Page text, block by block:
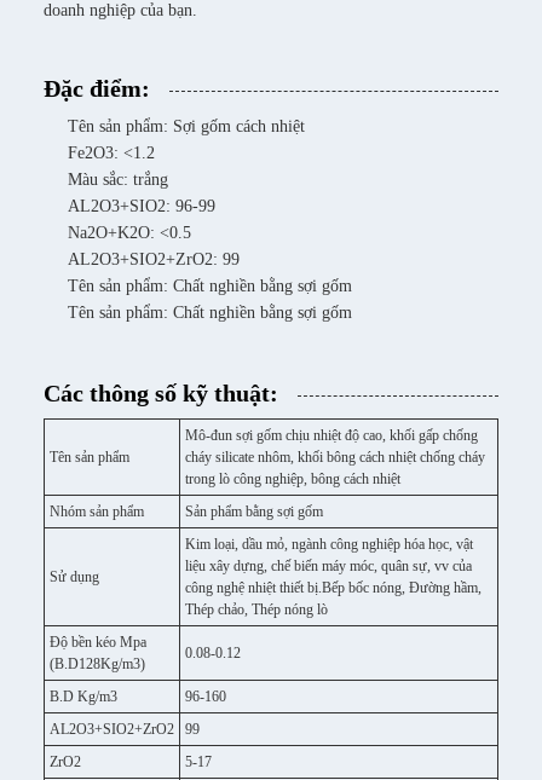
doanh nghiệp của bạn.
Đặc điểm:
Tên sản phẩm: Sợi gốm cách nhiệt
Fe2O3: <1.2
Màu sắc: trắng
AL2O3+SIO2: 96-99
Na2O+K2O: <0.5
AL2O3+SIO2+ZrO2: 99
Tên sản phẩm: Chất nghiền bằng sợi gốm
Tên sản phẩm: Chất nghiền bằng sợi gốm
Các thông số kỹ thuật:
Tên sản phẩm
Mô-đun sợi gốm chịu nhiệt độ cao, khối gấp chống
cháy silicate nhôm, khối bông cách nhiệt chống cháy
trong lò công nghiệp, bông cách nhiệt
Nhóm sản phẩm
Sản phẩm bằng sợi gốm
Sử dụng
Kim loại, dầu mỏ, ngành công nghiệp hóa học, vật
liệu xây dựng, chế biến máy móc, quân sự, vv của
công nghệ nhiệt thiết bị.Bếp bốc nóng, Đường hầm,
Thép chảo, Thép nóng lò
Độ bền kéo Mpa
(B.D128Kg/m3)
0.08-0.12
B.D Kg/m3
96-160
AL2O3+SIO2+ZrO2
99
ZrO2
5-17